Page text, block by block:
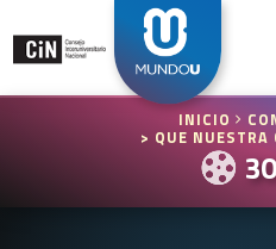
INICIO
> QUE NUESTRA